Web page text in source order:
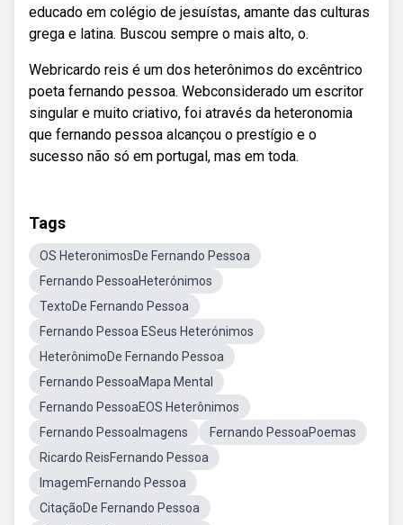
educado em colégio de jesuístas, amante das culturas
grega e latina. Buscou sempre o mais alto, o.
Webricardo reis é um dos heterônimos do excêntrico
poeta fernando pessoa. Webconsiderado um escritor
singular e muito criativo, foi através da heteronomia
que fernando pessoa alcançou o prestígio e o
sucesso não só em portugal, mas em toda.
Tags
OS HeteronimosDe Fernando Pessoa
Fernando PessoaHeterónimos
TextoDe Fernando Pessoa
Fernando Pessoa ESeus Heterónimos
HeterônimoDe Fernando Pessoa
Fernando PessoaMapa Mental
Fernando PessoaEOS Heterônimos
Fernando PessoaImagens
Fernando PessoaPoemas
Ricardo ReisFernando Pessoa
ImagemFernando Pessoa
CitaçãoDe Fernando Pessoa